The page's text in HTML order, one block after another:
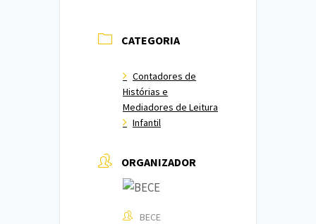
CATEGORIA
Contadores de
Histórias e
Mediadores de Leitura
Infantil
ORGANIZADOR
BECE